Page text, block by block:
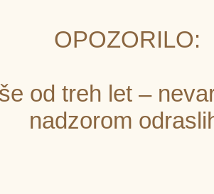
OPOZORILO:
od treh let –
nadzorom